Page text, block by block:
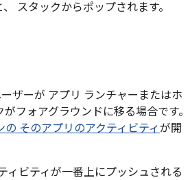
スタックからポップされます。
ザーが アプリ ランチャーまたはホ
フォアグラウンドに移る場合です。
の そのアプリのアクティビティが開
ィビティが一番上にプッシュされる